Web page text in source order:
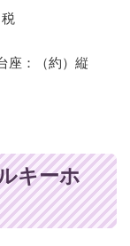
座：（約）縦
キーホ